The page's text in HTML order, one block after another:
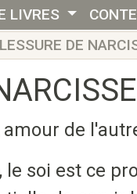
LIVRES
DE
amour de
le soi est ce